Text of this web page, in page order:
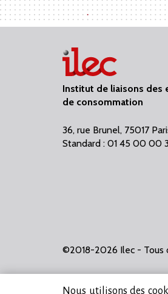
Institut de liaisons des
de consommation
36, rue Brunel, 75017
Standard : 01 45 00 00
©2018-2026 Ilec - Tous
Nous utilisons des